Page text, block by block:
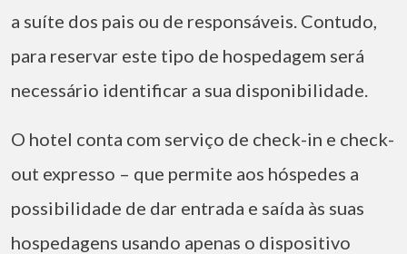
a suíte dos pais ou de responsáveis. Contudo,
para reservar este tipo de hospedagem será
necessário identificar a sua disponibilidade.
O hotel conta com serviço de check-in e check-
out expresso – que permite aos hóspedes a
possibilidade de dar entrada e saída às suas
hospedagens usando apenas o dispositivo